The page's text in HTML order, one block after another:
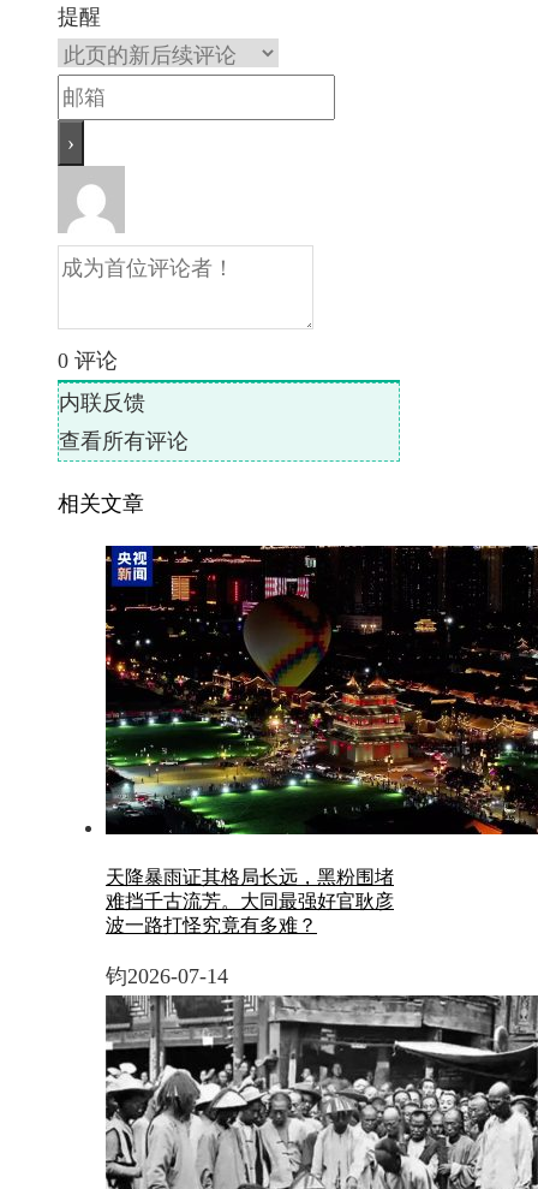
提醒
0 评论
内联反馈
查看所有评论
相关文章
天降暴雨证其格局长远，黑粉围堵
难挡千古流芳。大同最强好官耿彦
波一路打怪究竟有多难？
钧2026-07-14